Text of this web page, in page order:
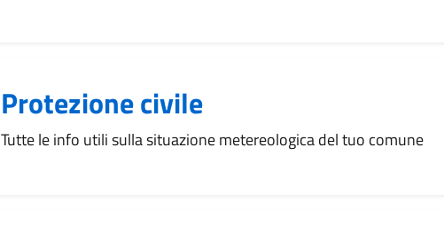
Protezione civile
Tutte le info utili sulla situazione metereologica del tuo comune